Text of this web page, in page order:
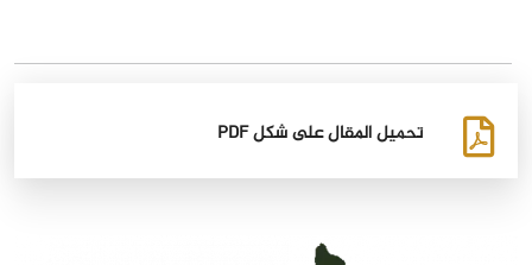
تحميل المقال على شكل PDF